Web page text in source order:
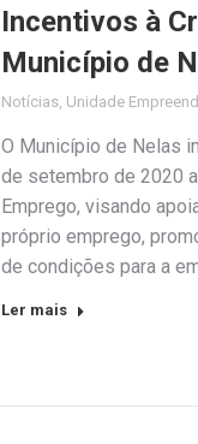
Incentivos à
Município de
Notícias, Unidade
O Município de Nelas
de setembro de 2020
Emprego, visando
próprio emprego,
de condições para a
Ler mais